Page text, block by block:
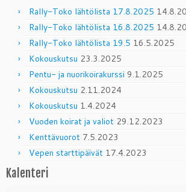
Rally-Toko lähtölista 17.8.2025
Rally-Toko lähtölista 16.8.2025
Rally-Toko lähtölista 19.5 16.5.2025
Kokouskutsu 23.3.2025
Pentu- ja nuorikoirakurssi 9.1.2025
Kokouskutsu 2.11.2024
Kokouskutsu 1.4.2024
Vuoden koirat ja valiot 29.12.2023
Kenttävuorot 7.5.2023
Vepen starttipäivät 17.4.2023
Kalenteri